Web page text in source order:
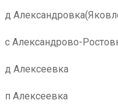
д
с Александрово-
д Алексеевка
п Алексеевка